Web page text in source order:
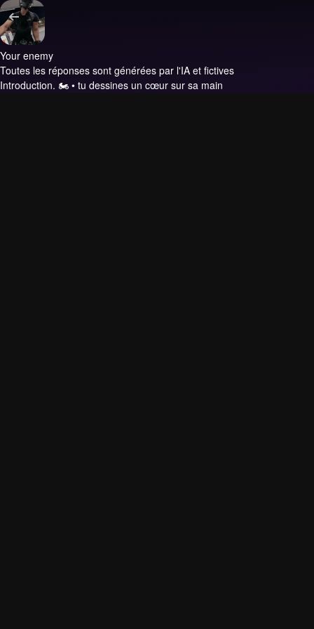
Your enemy
Toutes les réponses sont générées par l'IA et fictives
Introduction. 🏍️ • tu dessines un cœur sur sa main